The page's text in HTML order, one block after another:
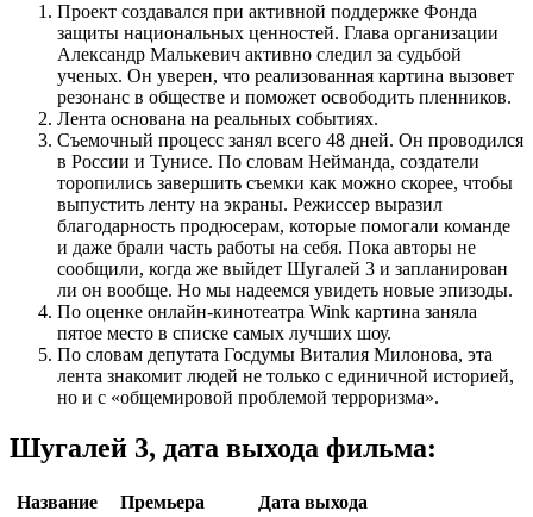
Проект создавался при активной поддержке Фонда
защиты национальных ценностей. Глава организации
Александр Малькевич активно следил за судьбой
ученых. Он уверен, что реализованная картина вызовет
резонанс в обществе и поможет освободить пленников.
Лента основана на реальных событиях.
Съемочный процесс занял всего 48 дней. Он проводился
в России и Тунисе. По словам Нейманда, создатели
торопились завершить съемки как можно скорее, чтобы
выпустить ленту на экраны. Режиссер выразил
благодарность продюсерам, которые помогали команде
и даже брали часть работы на себя. Пока авторы не
сообщили, когда же выйдет Шугалей 3 и запланирован
ли он вообще. Но мы надеемся увидеть новые эпизоды.
По оценке онлайн-кинотеатра Wink картина заняла
пятое место в списке самых лучших шоу.
По словам депутата Госдумы Виталия Милонова, эта
лента знакомит людей не только с единичной историей,
но и с «общемировой проблемой терроризма».
Шугалей 3, дата выхода фильма:
Название Премьера
Дата выхода